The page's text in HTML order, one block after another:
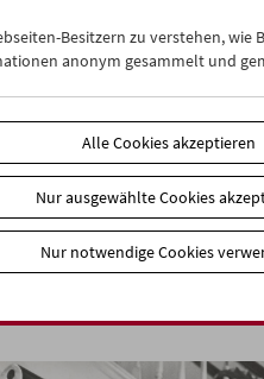
Borjana Ventzislavova
Besitzern zu verstehen, wie
anonym gesammelt und
Alle Cookies akzeptieren
Nur ausgewählte Cookies
Nur notwendige Cookies